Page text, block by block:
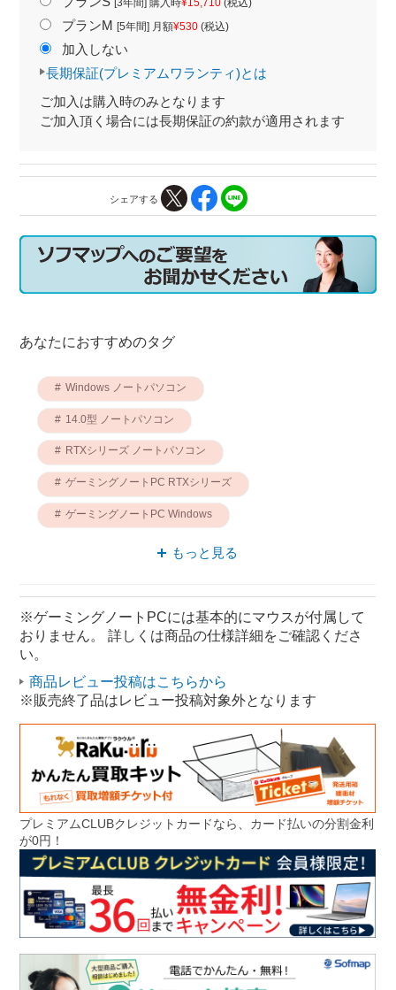
プランM [5年間] 月額¥530(税込)
加入しない
長期保証(プレミアムワランティ)とは
ご加入は購入時のみとなります
ご加入頂く場合には長期保証の約款が適用されます
シェアする
あなたにおすすめのタグ
Windows ノートパソコン
14.0型 ノートパソコン
RTXシリーズ ノートパソコン
ゲーミングノートPC RTXシリーズ
ゲーミングノートPC Windows
ROG ノートパソコン
RTX 4060 ノートパソコン
ゲーミングノートPC RTX 4060
もっと見る
※ゲーミングノートPCには基本的にマウスが付属して
おりません。 詳しくは商品の仕様詳細をご確認くださ
い。
商品レビュー投稿はこちらから
※販売終了品はレビュー投稿対象外となります
プレミアムCLUBクレジットカードなら、カード払いの分割金利
が0円！